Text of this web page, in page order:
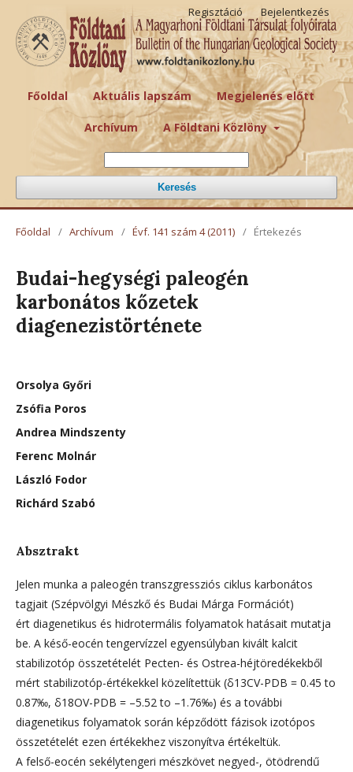
Főoldal Aktuális lapszám Megjelenés előtt
Archívum A Földtani Közlöny
Keresés
Regisztáció Bejelentkezés
Főoldal / Archívum / Évf. 141 szám 4 (2011) / Értekezés
Budai-hegységi paleogén
karbonátos kőzetek
diagenezistörténete
Orsolya Győri
Zsófia Poros
Andrea Mindszenty
Ferenc Molnár
László Fodor
Richárd Szabó
Absztrakt
Jelen munka a paleogén transzgressziós ciklus karbonátos
tagjait (Szépvölgyi Mészkő és Budai Márga Formációt)
ért diagenetikus és hidrotermális folyamatok hatásait mutatja
be. A késő-eocén tengervízzel egyensúlyban kivált kalcit
stabilizotóp összetételét Pecten- és Ostrea-héjtöredékekből
mért stabilizotóp-értékekkel közelítettük (δ13CV-PDB = 0.45 to
0.87‰, δ18OV-PDB = –5.52 to –1.76‰) és a további
diagenetikus folyamatok során képződött fázisok izotópos
összetételét ezen értékekhez viszonyítva értékeltük.
A felső-eocén sekélytengeri mészkövet negyed-, ötödrendű